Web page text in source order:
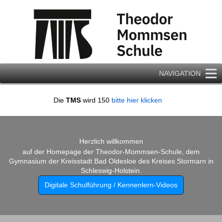
NAVIGATION
Die TMS wird 150 bitte hier klicken
Herzlich willkommen
auf der Homepage der Theodor-Mommsen-Schule, dem
Gymnasium der Kreisstadt Bad Oldesloe des Kreises Stormarn in
Schleswig-Holstein.
Digitale Schulführung / Kennenlern-Videos